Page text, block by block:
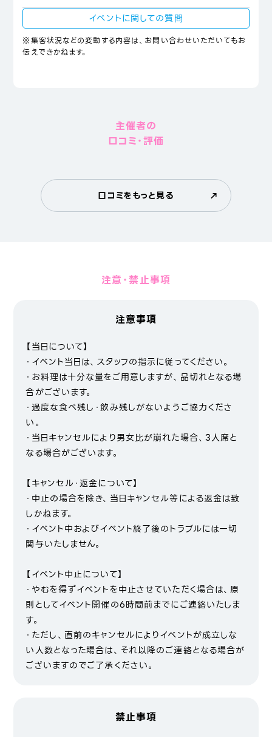
イベントに関しての質問
※集客状況などの変動する内容は、お問い合わせいただいてもお
伝えできかねます。
主催者の
口コミ・評価
口コミをもっと見る
注意・禁止事項
注意事項
【当日について】
・イベント当日は、スタッフの指示に従ってください。
・お料理は十分な量をご用意しますが、品切れとなる場
合がございます。
・過度な食べ残し・飲み残しがないようご協力くださ
い。
・当日キャンセルにより男女比が崩れた場合、3人席と
なる場合がございます。
【キャンセル・返金について】
・中止の場合を除き、当日キャンセル等による返金は致
しかねます。
・イベント中およびイベント終了後のトラブルには一切
関与いたしません。
【イベント中止について】
・やむを得ずイベントを中止させていただく場合は、原
則としてイベント開催の6時間前までにご連絡いたしま
す。
・ただし、直前のキャンセルによりイベントが成立しな
い人数となった場合は、それ以降のご連絡となる場合が
ございますのでご了承ください。
禁止事項